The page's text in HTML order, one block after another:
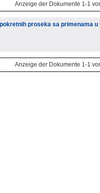
Anzeige der Dokumente 1-1
proseka sa primenama
Anzeige der Dokumente 1-1